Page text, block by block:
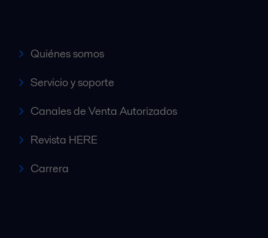
Quiénes somos
Servicio y soporte
Canales de Venta Autorizados
Revista HERE
Carrera